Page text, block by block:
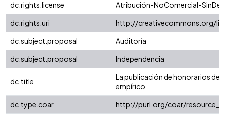
dc.rights.license
Atribución-NoComercial-
dc.rights.uri
http://creativecommons.org/
dc.subject.proposal
Auditoría
dc.subject.proposal
Independencia
dc.title
La publicación de honorarios de
empírico
dc.type.coar
http://purl.org/coar/